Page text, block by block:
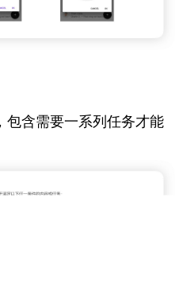
包含需要一系列任务才能